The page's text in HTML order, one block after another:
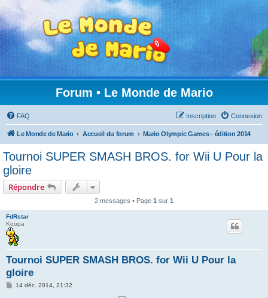
Forum • Le Monde de Mario
FAQ Connexion
Inscription
Le Monde de Mario Accueil du forum Mario Olympic Games - édition 2014
Tournoi SUPER SMASH BROS. for Wii U Pour la
gloire
Répondre
2 messages • Page 1 sur 1
FdRstar
Koopa
Tournoi SUPER SMASH BROS. for Wii U Pour la
gloire
M14 déc. 2014, 21:32